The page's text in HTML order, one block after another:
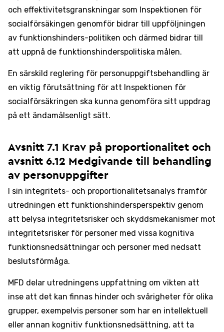
och effektivitetsgranskningar som Inspektionen för
socialförsäkingen genomför bidrar till uppföljningen
av funktionshinders-politiken och därmed bidrar till
att uppnå de funktionshinderspolitiska målen.
En särskild reglering för personuppgiftsbehandling är
en viktig förutsättning för att Inspektionen för
socialförsäkringen ska kunna genomföra sitt uppdrag
på ett ändamålsenligt sätt.
Avsnitt 7.1 Krav på proportionalitet och
avsnitt 6.12 Medgivande till behandling
av personuppgifter
I sin integritets- och proportionalitetsanalys framför
utredningen ett funktionshindersperspektiv genom
att belysa integritetsrisker och skyddsmekanismer mot
integritetsrisker för personer med vissa kognitiva
funktionsnedsättningar och personer med nedsatt
beslutsförmåga.
MFD delar utredningens uppfattning om vikten att
inse att det kan finnas hinder och svårigheter för olika
grupper, exempelvis personer som har en intellektuell
eller annan kognitiv funktionsnedsättning, att ta